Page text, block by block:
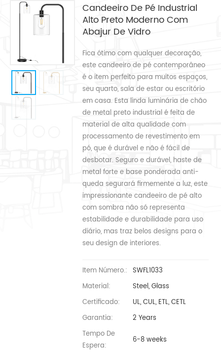
Candeeiro De Pé Industrial
Alto Preto Moderno Com
Abajur De Vidro
Fica ótimo com qualquer decoração,
este candeeiro de pé contemporâneo
é o item perfeito para muitos espaços,
seu quarto, sala de estar ou escritório
em casa. Esta linda luminária de chão
de metal preto industrial é feita de
material de alta qualidade com
processamento de revestimento em
pó, que é durável e não é fácil de
desbotar. Seguro e durável, haste de
metal forte e base ponderada anti-
queda segurará firmemente a luz, este
impressionante candeeiro de pé alto
com sombra não só representa
estabilidade e durabilidade para uso
diário, mas traz belos designs para o
seu design de interiores.
Item Número.: SWFL1033
Material:
Steel, Glass
Certificado:
UL, CUL, ETL, CETL
Garantia:
2 Years
Tempo De
Espera:
6-8 weeks